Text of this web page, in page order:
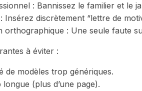
: Bannissez le familier et le
Insérez discrètement “lettre de
orthographique : Une seule faute
à éviter :
de modèles trop génériques.
(plus d’une page).